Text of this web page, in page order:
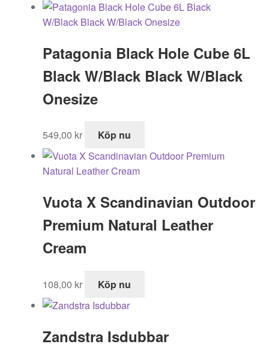
Patagonia Black Hole Cube 6L
Black W/Black Black W/Black
Onesize
549,00 kr Köp nu
Vuota X Scandinavian Outdoor
Premium Natural Leather
Cream
108,00 kr Köp nu
Zandstra Isdubbar